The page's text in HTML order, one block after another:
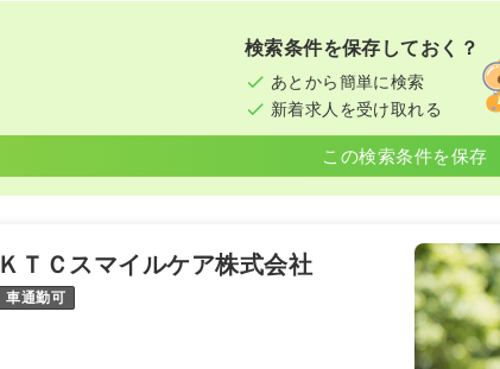
検索条件を保存しておく？
あとから簡単に検索
新着求人を受け取れる
この検索条件を保存
ＫＴＣスマイルケア株式会社
車通勤可